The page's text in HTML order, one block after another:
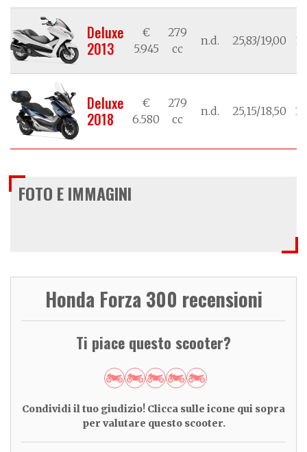
Deluxe
2013
€
5.945
279
cc
n.d. 25,83/19,00
Deluxe
2018
€
6.580
279
cc
n.d. 25,15/18,50
FOTO E IMMAGINI
Honda Forza 300 recensioni
Ti piace questo scooter?
Condividi il tuo giudizio! Clicca sulle icone qui sopra
per valutare questo scooter.